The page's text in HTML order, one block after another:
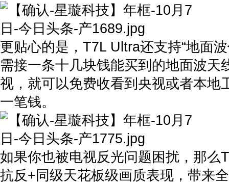
更贴心的是，T7L Ultra还支持“地面
需接一条十几块钱能买到的地面波天
视，就可以免费收看到央视或者本地
一笔钱。
如果你也被电视反光问题困扰，那么
抗反+同级天花板级画质表现，带来